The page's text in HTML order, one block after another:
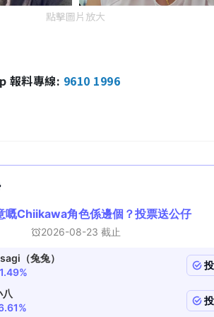
點擊圖片放大
報料專線: 9610 1996